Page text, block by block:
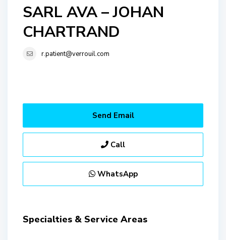
SARL AVA – JOHAN
CHARTRAND
r.patient@verrouil.com
Send Email
Call
WhatsApp
Specialties & Service Areas